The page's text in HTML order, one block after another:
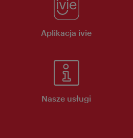
Aplikacja ivie
Nasze usługi